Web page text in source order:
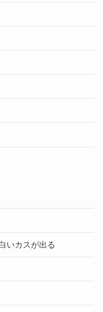
いカスが出る